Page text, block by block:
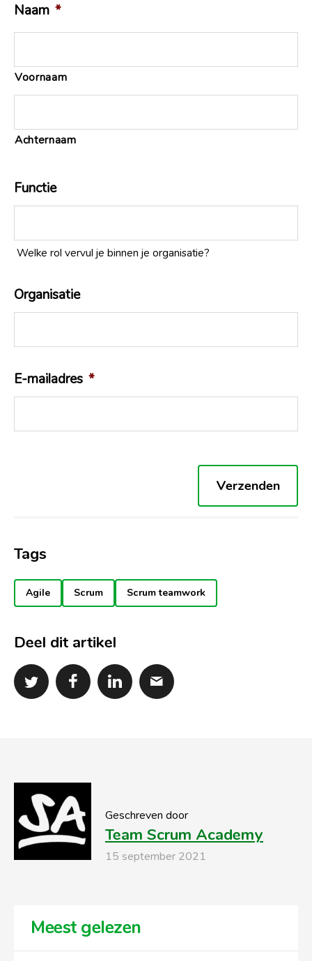
Naam *
Voornaam
Achternaam
Functie
Welke rol vervul je binnen je organisatie?
Organisatie
E-mailadres *
Verzenden
Tags
Agile Scrum Scrum teamwork
Deel dit artikel
Geschreven door
Team Scrum Academy
15 september 2021
Meest gelezen